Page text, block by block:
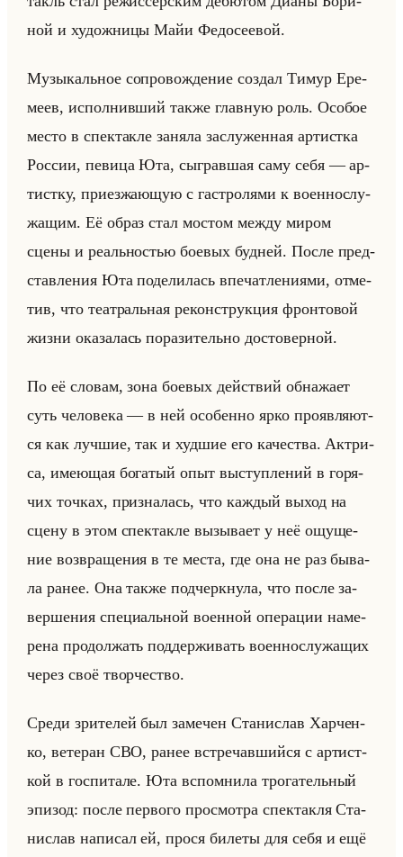
ной и ху­дож­ни­цы Майи Фе­до­се­евой.
Му­зы­кальное со­про­вож­де­ние со­здал Тимур Ере­
ме­ев, ис­пол­нив­ший также глав­ную роль. Осо­бое
место в спек­так­ле за­ня­ла за­слу­жен­ная ар­тист­ка
Рос­сии, пе­ви­ца Юта, сыг­рав­шая саму себя — ар­
тист­ку, при­ез­жа­ющую с га­стро­ля­ми к во­ен­но­слу­
жа­щим. Её образ стал мо­стом между миром
сцены и ре­ально­стью бо­евых буд­ней. После пред­
став­ле­ния Юта по­де­ли­лась впе­чат­ле­ни­ями, от­ме­
тив, что те­ат­ральная ре­кон­струк­ция фрон­то­вой
жизни ока­за­лась по­ра­зи­тельно до­сто­вер­ной.
По её сло­вам, зона бо­евых действий об­на­жа­ет
суть че­ло­ве­ка — в ней осо­бен­но ярко про­яв­ля­ют­
ся как луч­шие, так и худ­шие его ка­че­ства. Ак­три­
са, име­ющая бо­га­тый опыт вы­ступ­ле­ний в го­ря­
чих точ­ках, при­зна­лась, что каж­дый выход на
сцену в этом спек­так­ле вы­зы­ва­ет у неё ощу­ще­
ние воз­вра­ще­ния в те места, где она не раз бы­ва­
ла ранее. Она также под­черк­ну­ла, что после за­
вер­ше­ния спе­ци­альной во­ен­ной опе­ра­ции на­ме­
ре­на про­дол­жать под­дер­жи­вать во­ен­но­слу­жа­щих
через своё твор­че­ство.
Среди зри­те­лей был за­ме­чен Ста­ни­слав Хар­чен­
ко, ве­те­ран СВО, ранее встре­чав­шийся с ар­тист­
кой в гос­пи­та­ле. Юта вспом­ни­ла тро­га­тельный
эпи­зод: после пер­во­го про­смот­ра спек­так­ля Ста­
ни­слав на­пи­сал ей, прося би­ле­ты для себя и ещё